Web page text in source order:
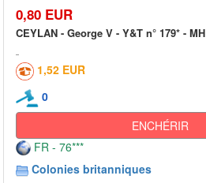
0,80 EUR
CEYLAN - George V - Y&T n° 179* - MH
1,52 EUR
0
ENCHÉRIR
FR - 76***
Colonies britanniques